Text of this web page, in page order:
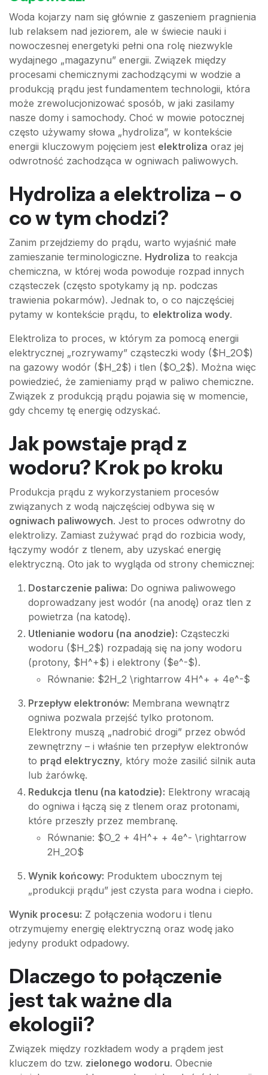
Woda kojarzy nam się głównie z gaszeniem pragnienia
lub relaksem nad jeziorem, ale w świecie nauki i
nowoczesnej energetyki pełni ona rolę niezwykle
wydajnego „magazynu” energii. Związek między
procesami chemicznymi zachodzącymi w wodzie a
produkcją prądu jest fundamentem technologii, która
może zrewolucjonizować sposób, w jaki zasilamy
nasze domy i samochody. Choć w mowie potocznej
często używamy słowa „hydroliza”, w kontekście
energii kluczowym pojęciem jest elektroliza oraz jej
odwrotność zachodząca w ogniwach paliwowych.
Hydroliza a elektroliza – o
co w tym chodzi?
Zanim przejdziemy do prądu, warto wyjaśnić małe
zamieszanie terminologiczne. Hydroliza to reakcja
chemiczna, w której woda powoduje rozpad innych
cząsteczek (często spotykamy ją np. podczas
trawienia pokarmów). Jednak to, o co najczęściej
pytamy w kontekście prądu, to elektroliza wody.
Elektroliza to proces, w którym za pomocą energii
elektrycznej „rozrywamy” cząsteczki wody ($H_2O$)
na gazowy wodór ($H_2$) i tlen ($O_2$). Można więc
powiedzieć, że zamieniamy prąd w paliwo chemiczne.
Związek z produkcją prądu pojawia się w momencie,
gdy chcemy tę energię odzyskać.
Jak powstaje prąd z
wodoru? Krok po kroku
Produkcja prądu z wykorzystaniem procesów
związanych z wodą najczęściej odbywa się w
ogniwach paliwowych. Jest to proces odwrotny do
elektrolizy. Zamiast zużywać prąd do rozbicia wody,
łączymy wodór z tlenem, aby uzyskać energię
elektryczną. Oto jak to wygląda od strony chemicznej:
Dostarczenie paliwa: Do ogniwa paliwowego
doprowadzany jest wodór (na anodę) oraz tlen z
powietrza (na katodę).
Utlenianie wodoru (na anodzie): Cząsteczki
wodoru ($H_2$) rozpadają się na jony wodoru
(protony, $H^+$) i elektrony ($e^-$).
Równanie: $2H_2 \rightarrow 4H^+ + 4e^-$
Przepływ elektronów: Membrana wewnątrz
ogniwa pozwala przejść tylko protonom.
Elektrony muszą „nadrobić drogi” przez obwód
zewnętrzny – i właśnie ten przepływ elektronów
to prąd elektryczny, który może zasilić silnik auta
lub żarówkę.
Redukcja tlenu (na katodzie): Elektrony wracają
do ogniwa i łączą się z tlenem oraz protonami,
które przeszły przez membranę.
Równanie: $O_2 + 4H^+ + 4e^- \rightarrow
2H_2O$
Wynik końcowy: Produktem ubocznym tej
„produkcji prądu” jest czysta para wodna i ciepło.
Wynik procesu: Z połączenia wodoru i tlenu
otrzymujemy energię elektryczną oraz wodę jako
jedyny produkt odpadowy.
Dlaczego to połączenie
jest tak ważne dla
ekologii?
Związek między rozkładem wody a prądem jest
kluczem do tzw. zielonego wodoru. Obecnie